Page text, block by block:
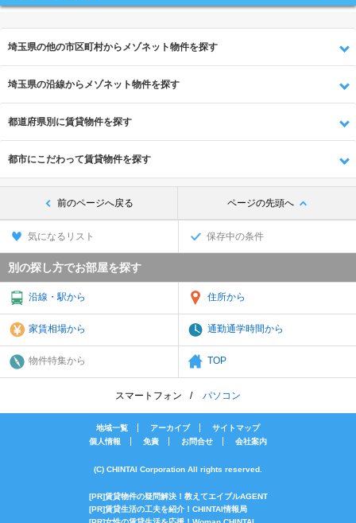
埼玉県の他の市区町村からメゾネット物件を探す
埼玉県の沿線からメゾネット物件を探す
都道府県別に賃貸物件を探す
都市にこだわって賃貸物件を探す
前のページへ戻る ページの先頭へ
気になるリスト 保存中の条件
別の探し方でお部屋を探す
沿線・駅から 住所から
家賃相場から 通勤通学時間から
物件特集から TOP
スマートフォン パソコン
地域一覧 アーカイブ
サイトマップ
個人情報
免責 お問合せ 会社案内
(C) CHINTAI Corporation All rights reserved.
[PR]賃貸物件の疑問解決！教えてエイブルAGENT
[PR]賃貸生活の工夫を紹介！CHINTAI情報局